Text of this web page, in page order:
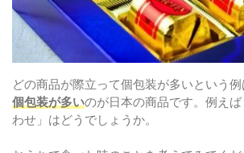
どの商品が際立って個包装が多いという例
個包装が多いのが日本の商品です。例え
わせ」はどうでしょうか。